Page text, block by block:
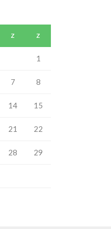
Z Z
1
7 8
14 15
21 22
28 29